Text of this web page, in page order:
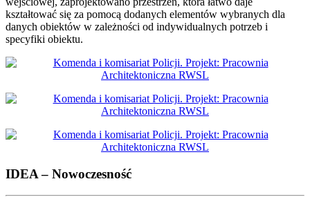
kształtować się za pomocą dodanych elementów wybranych dla
danych obiektów w zależności od indywidualnych potrzeb i
specyfiki obiektu.
IDEA – Nowoczesność